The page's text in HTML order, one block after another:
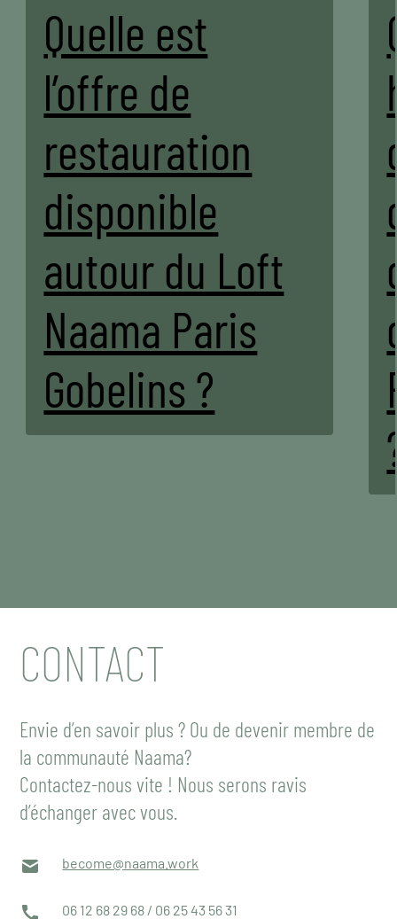
Quelle est
l’offre de
restauration
disponible
autour du Loft
Naama Paris
Gobelins ?
CONTACT
Envie d’en savoir plus ? Ou de devenir membre de
la communauté Naama?
Contactez-nous vite ! Nous serons ravis
d’échanger avec vous.
become@naama.work
06 12 68 29 68 / 06 25 43 56 31